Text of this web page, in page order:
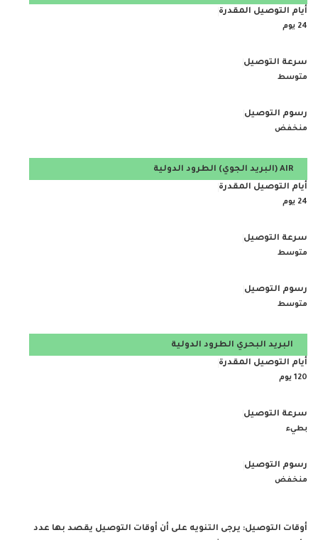
24 يوم
متوسط
منخفض
AIR (البريد الجوي) الطرود الدولية
24 يوم
متوسط
متوسط
البريد البحري الطرود الدولية
120 يوم
بطيء
منخفض
أوقات التوصيل: يرجى التنويه على أن أوقات التوصيل يقصد بها عدد